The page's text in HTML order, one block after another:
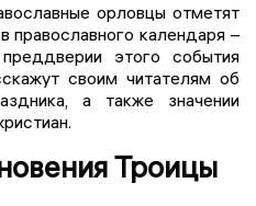
орловцы отметят
православного календаря –
этого события
своим читателям об
а также значении
Троицы